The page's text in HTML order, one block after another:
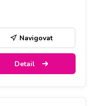
Navigovat
Detail